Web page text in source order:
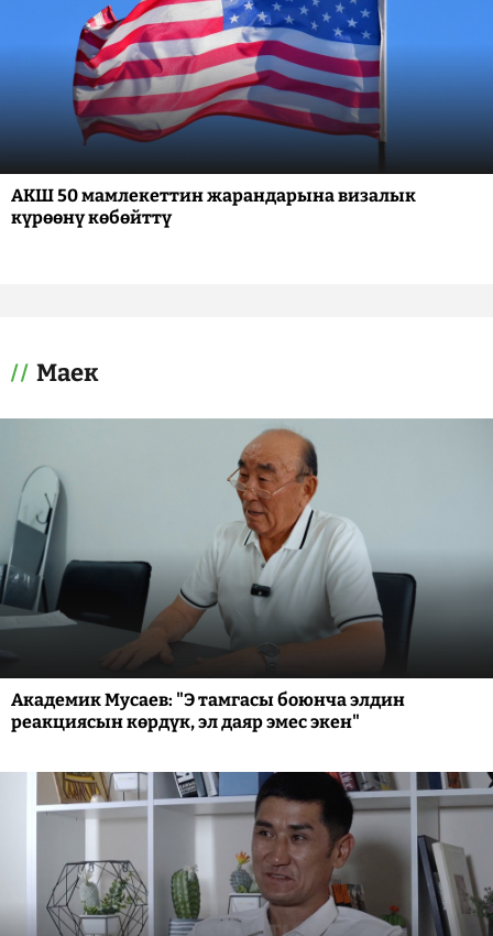
АКШ 50 мамлекеттин жарандарына визалык
күрөөнү көбөйттү
Маек
Академик Мусаев: "Э тамгасы боюнча элдин
реакциясын көрдүк, эл даяр эмес экен"